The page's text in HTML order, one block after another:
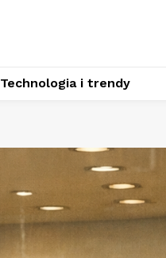
Technologia i trendy